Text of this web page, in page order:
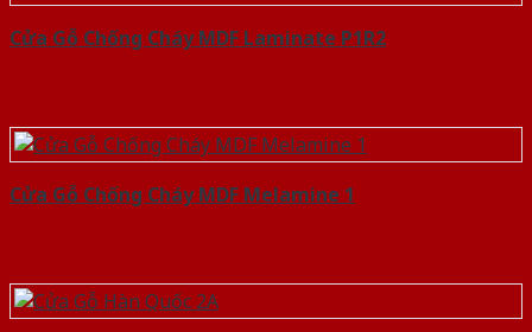
Cửa Gỗ Chống Cháy MDF Laminate P1R2
Cửa Gỗ Chống Cháy MDF Melamine 1